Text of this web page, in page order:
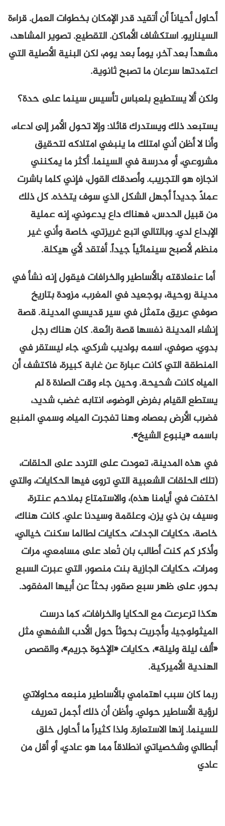
أحاول أحياناً أن أتقيد قدر الإمكان بخطوات العمل. قراءة
السيناريو. استكشاف الأماكن. التقطيع. تصوير المشاهد،
مشهداً بعد آخر، يوماً بعد يوم، لكن البنية الأصلية التي
اعتمدتها سرعان ما تصبح ثانوية.
ولكن ألا يستطيع بلعباس تأسيس سينما على حدة؟
يستبعد ذلك ويستدرك قائلا: وإلا تحول الأمر إلى ادعاء،
وأنا لا أظن أني امتلك ما ينبغي امتلاكه لتحقيق
مشروعي، أو مدرسة في السينما. أكثر ما يمكنني
انجازه هو التجريب. وأصدقك القول، فإني كلما باشرت
عملاً جديداً أجهل الشكل الذي سوف يتخذه. كل ذلك
من قبيل الحدس، فهناك داع يدعوني، إنه عملية
الإبداع لدي. وبالتالي اتبع غريزتي، خاصة وأني غير
منظم لأصبح سينمائياً جيداً. أفتقد لأي هيكلة.
أما عنعلاقته بالأساطير والخرافات فيقول إنه نشأ في
مدينة روحية، بوجعيد في المغرب، مزودة بتاريخ
صوفي عريق متمثل في سير قديسي المدينة. قصة
إنشاء المدينة نفسها قصة رائعة. كان هناك رجل
بدوي، صوفي، اسمه بواديب شركي، جاء ليستقر في
المنطقة التي كانت عبارة عن غابة كبيرة، فاكتشف أن
المياه كانت شحيحة. وحين جاء وقت الصلاة ة لم
يستطع القيام بفرض الوضوء، انتابه غضب شديد،
فضرب الأرض بعصاه، وهنا تفجرت المياه، وسمي المنبع
باسمه «ينبوع الشيخ».
في هذه المدينة، تعودت على التردد على الحلقات،
(تلك الحلقات الشعبية التي تروى فيها الحكايات، والتي
اختفت في أيامنا هذه)، والاستمتاع بملاحم عنترة،
وسيف بن ذي يزن، وعلقمة وسيدنا علي. كانت هناك،
خاصة، حكايات الجدات، حكايات لطالما سكنت خيالي،
وأذكر كم كنت أطالب بان تُعاد على مسامعي، مرات
ومرات، حكايات الجازية بنت منصور، التي عبرت السبع
بحور، على ظهر سبع صقور، بحثاً عن أبيها المفقود.
هكذا ترعرعت مع الحكايا والخرافات، كما درست
الميثولوجيا، وأجريت بحوثاً حول الأدب الشفهي مثل
«ألف ليلة وليلة»، حكايات «الإخوة جريم»، والقصص
الهندية الأميركية.
ربما كان سبب اهتمامي بالأساطير منبعه محاولاتي
لرؤية الأساطير حولي. وأظن أن ذلك أجمل تعريف
للسينما. إنها الاستعارة. ولذا كثيراً ما أحاول خلق
أبطالي وشخصياتي انطلاقاً مما هو عادي، أو أقل من
عادي